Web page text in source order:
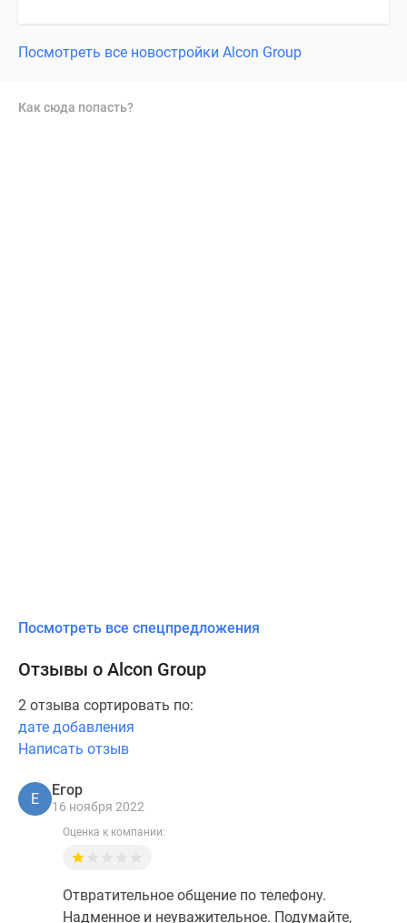
Посмотреть все новостройки Alcon Group
Как сюда попасть?
Посмотреть все спецпредложения
Отзывы о Alcon Group
2 отзыва сортировать по:
дате добавления
Написать отзыв
Е
Егор
16 ноября 2022
Оценка к компании:
Отвратительное общение по телефону.
Надменное и неуважительное. Подумайте,